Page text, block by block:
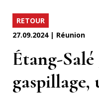
RETOUR
27.09.2024 | Réunion
Étang-